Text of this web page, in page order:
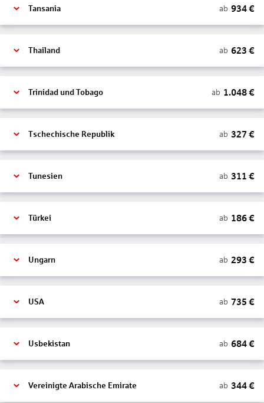
Tansania ab 934€
Thailand ab 623 €
Trinidad und Tobago ab 1.048€
Tschechische Republik ab 327 €
Tunesien ab 311 €
Türkei ab 186€
Ungarn ab 293 €
USA ab 735 €
Usbekistan ab 684€
Vereinigte Arabische Emirate ab 344€